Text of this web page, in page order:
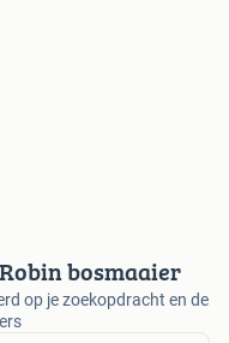
bosmaaier
op je zoekopdracht en de